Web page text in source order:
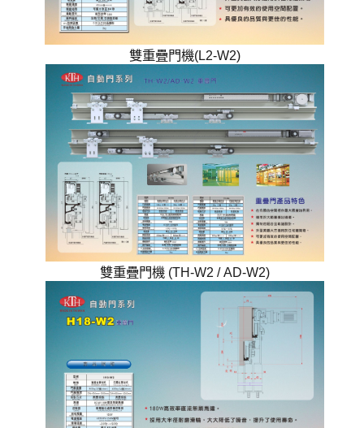
雙重疊門機(L2-W2)
雙重疊門機 (TH-W2 / AD-W2)